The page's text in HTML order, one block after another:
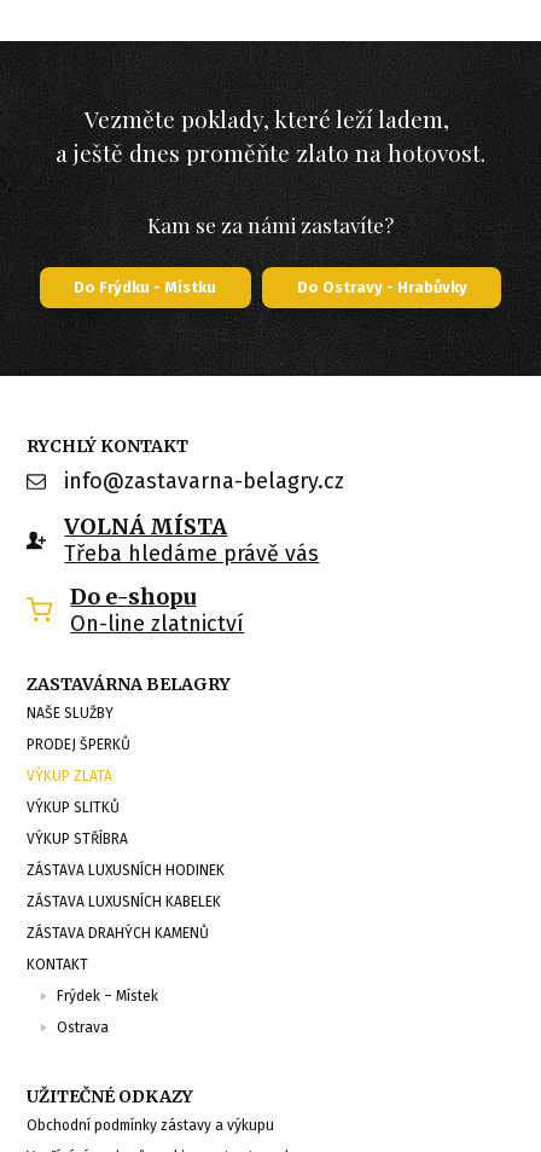
Vezměte poklady, které leží ladem,
a ještě dnes proměňte zlato na hotovost.
Kam se za námi zastavíte?
Do Frýdku - Místku Do Ostravy - Hrabůvky
RYCHLÝ KONTAKT
info@zastavarna-belagry.cz
VOLNÁ MÍSTA
Třeba hledáme právě vás
Do e-shopu
On-line zlatnictví
ZASTAVÁRNA BELAGRY
NAŠE SLUŽBY
PRODEJ ŠPERKŮ
VÝKUP ZLATA
VÝKUP SLITKŮ
VÝKUP STŘÍBRA
ZÁSTAVA LUXUSNÍCH HODINEK
ZÁSTAVA LUXUSNÍCH KABELEK
ZÁSTAVA DRAHÝCH KAMENŮ
KONTAKT
Frýdek – Místek
Ostrava
UŽITEČNÉ ODKAZY
Obchodní podmínky zástavy a výkupu